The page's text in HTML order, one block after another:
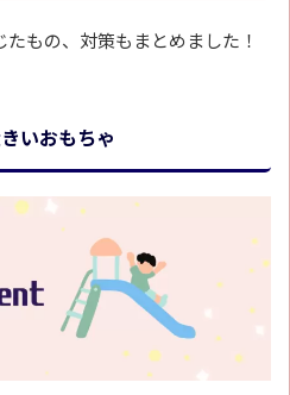
もの、対策もまとめました！
いおもちゃ